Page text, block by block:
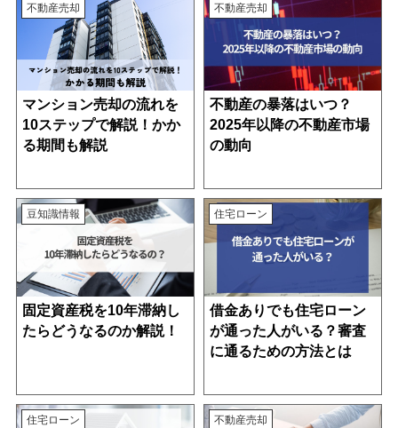
不動産売却
マンション売却の流れを
10ステップで解説！かか
る期間も解説
不動産売却
不動産の暴落はいつ？
2025年以降の不動産市場
の動向
豆知識情報
固定資産税を10年滞納し
たらどうなるのか解説！
住宅ローン
借金ありでも住宅ローン
が通った人がいる？審査
に通るための方法とは
住宅ローン 不動産売却